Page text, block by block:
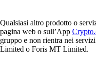
Qualsiasi altro prodotto o
pagina web o sull’App
gruppo e non rientra nei
Limited o Foris MT Limited.